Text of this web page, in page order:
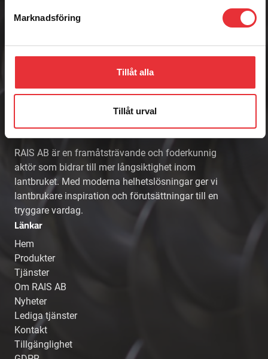
Marknadsföring
Tillåt alla
Tillåt urval
Telefon
E-post
RAIS AB
RAIS AB är en framåtsträvande och foderkunnig
aktör som bidrar till mer långsiktighet inom
lantbruket. Med moderna helhetslösningar ger vi
lantbrukare inspiration och förutsättningar till en
tryggare vardag.
Länkar
Hem
Produkter
Tjänster
Om RAIS AB
Nyheter
Lediga tjänster
Kontakt
Tillgänglighet